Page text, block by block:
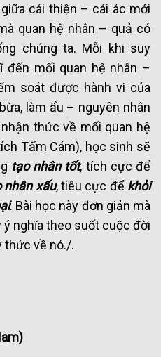
cái thiện – cái ác mới
quan hệ nhân – quả có
chúng ta. Mỗi khi suy
đến mối quan hệ nhân –
soát được hành vi của
làm ẩu – nguyên nhân
thức về mối quan hệ
Tấm Cám), học sinh sẽ
tạo nhân tốt, tích cực để
nhân xấu, tiêu cực để khỏi
. Bài học này đơn giản mà
ý nghĩa theo suốt cuộc đời
thức về nó./.